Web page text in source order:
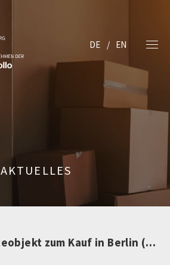
DE EN
AKTUELLES
Zinshaus/Renditeobjekt zum Kauf in Berlin (nicht mehr verfügbar)